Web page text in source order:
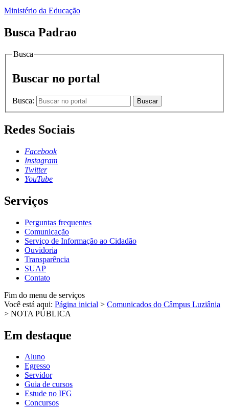
Ministério da Educação
Busca Padrao
Busca
Buscar no portal
Busca: Buscar
Redes Sociais
Facebook
Instagram
Twitter
YouTube
Serviços
Perguntas frequentes
Comunicação
Serviço de Informação ao Cidadão
Ouvidoria
Transparência
SUAP
Contato
Fim do menu de serviços
Você está aqui: Página inicial > Comunicados do Câmpus Luziânia
> NOTA PÚBLICA
Em destaque
Aluno
Egresso
Servidor
Guia de cursos
Estude no IFG
Concursos